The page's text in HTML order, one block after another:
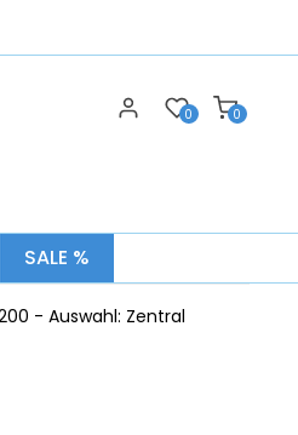
0
0
SALE %
- Auswahl: Zentral